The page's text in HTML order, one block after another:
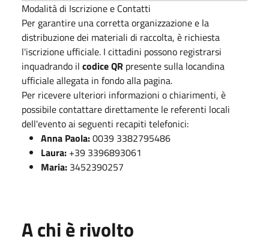
Modalità di Iscrizione e Contatti
Per garantire una corretta organizzazione e la
distribuzione dei materiali di raccolta, è richiesta
l'iscrizione ufficiale. I cittadini possono registrarsi
inquadrando il codice QR presente sulla locandina
ufficiale allegata in fondo alla pagina.
Per ricevere ulteriori informazioni o chiarimenti, è
possibile contattare direttamente le referenti locali
dell'evento ai seguenti recapiti telefonici:
Anna Paola:0039 3382795486
Laura: +39 3396893061
Maria: 3452390257
A chi è rivolto